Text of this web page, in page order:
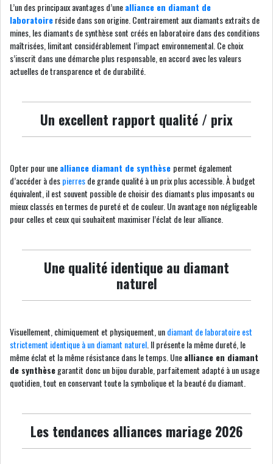
L’un des principaux avantages d’unealliance en diamant de
laboratoireréside dans son origine. Contrairement aux diamants extraits de
mines, les diamants de synthèse sont créés en laboratoire dans des conditions
maîtrisées, limitant considérablement l’impact environnemental. Ce choix
s’inscrit dans une démarche plus responsable, en accord avec les valeurs
actuelles de transparence et de durabilité.
Un excellent rapport qualité / prix
Opter pour unealliance diamant de synthèse permet également
d’accéder à despierresde grande qualité à un prix plus accessible. À budget
équivalent, il est souvent possible de choisir des diamants plus imposants ou
mieux classés en termes de pureté et de couleur. Un avantage non négligeable
pour celles et ceux qui souhaitent maximiser l’éclat de leur alliance.
Une qualité identique au diamant
naturel
Visuellement, chimiquement et physiquement, undiamant de laboratoire est
strictement identique à un diamant naturel . Il présente la même dureté, le
même éclat et la même résistance dans le temps. Unealliance en diamant
de synthèsegarantit donc un bijou durable, parfaitement adapté à un usage
quotidien, tout en conservant toute la symbolique et la beauté du diamant.
Les tendances alliances mariage 2026